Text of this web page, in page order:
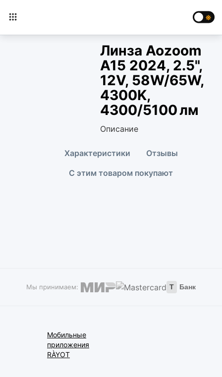
Линза Aozoom
A15 2024, 2.5",
12V, 58W/65W,
4300K,
4300/5100 лм
Описание
Характеристики
Отзывы
С этим товаром покупают
Мы принимаем: Т Банк
Мобильные
приложения
RÀYOT